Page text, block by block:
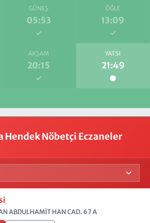
GÜNEŞ
05:53
ÖĞLE
13:09
AKŞAM
20:15
YATSI
21:49
Hendek Nöbetçi Eczaneler
ABDULHAMİT HAN CAD. 67 A